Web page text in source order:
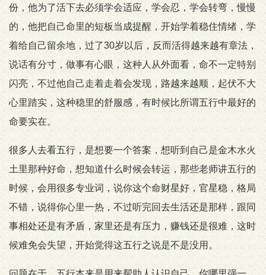
份，他为了活下去必须学会适应，学会忍，学会转弯，慢慢
的，他把自己命里的短板当成提醒，开始学着稳住情绪，学
着给自己留余地，过了30岁以后，反而活得越来越有章法，
说话有分寸，做事有心眼，这种人从外面看，命不一定特别
闪亮，不过他自己走着走着会发现，路越来越顺，起伏不大
心里踏实，这种稳里的舒服感，有时候比所谓五行中最好的
命要实在。
很多人去看五行，是想要一个答案，想听到自己是金木水火
土里那种好命，想知道什么时候会转运，那些老师讲五行的
时候，会用很多专业词，说你这个命财星好，官星稳，格局
不错，说得你心里一热，不过听完回去生活还是那样，跟同
事相处还是有矛盾，家里还是有压力，赚钱还是很难，这时
候难免会失望，开始觉得这五行之说是不是没用。